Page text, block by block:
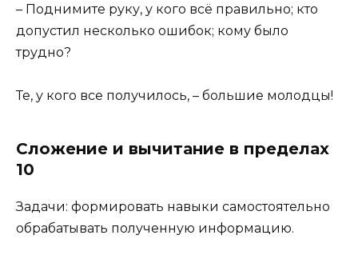
– Поднимите руку, у кого всё правильно; кто
допустил несколько ошибок; кому было
трудно?
Те, у кого все получилось, – большие молодцы!
Сложение и вычитание в пределах
10
Задачи: формировать навыки самостоятельно
обрабатывать полученную информацию.